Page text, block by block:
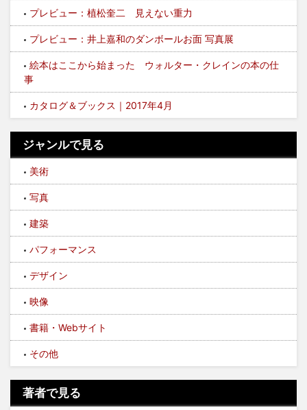
プレビュー：植松奎二 見えない重力
プレビュー：井上嘉和のダンボールお面 写真展
絵本はここから始まった ウォルター・クレインの本の仕
事
カタログ＆ブックス｜2017年4月
ジャンルで見る
美術
写真
建築
パフォーマンス
デザイン
映像
書籍・Webサイト
その他
著者で見る